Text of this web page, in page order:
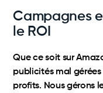
Campagnes
le ROI
Que ce soit sur
publicités mal
profits. Nous gérons